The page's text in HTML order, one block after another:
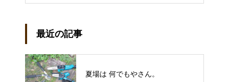
最近の記事
夏場は 何でもやさん。